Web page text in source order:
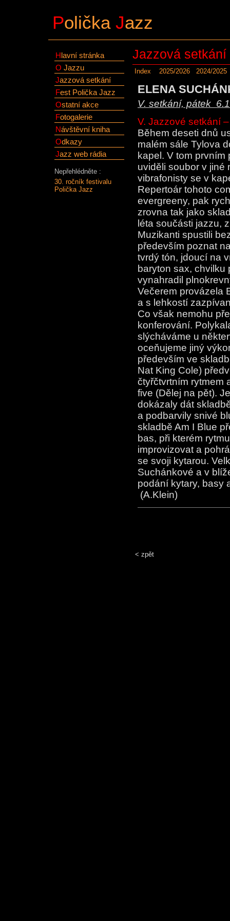
Polička Jazz
Hlavní stránka
O Jazzu
Jazzová setkání
Fest Polička Jazz
Ostatní akce
Fotogalerie
Návštěvní kniha
Odkazy
Jazz web rádia
Nepřehlédněte :
30. ročník festivalu
Polička Jazz
Jazzová setkání
Index 2025/2026 2024/2025
ELENA
V. setkání, pátek
V. Jazzové setkání
Během deseti dnů
malém sále Tylova
kapel. V tom
uviděli soubor v jiné
vibrafonisty se v
Repertoár tohoto
evergreeny, pak
zrovna tak jako
léta součásti jazzu,
Muzikanti spustili
především poznat
tvrdý tón, jdoucí na
baryton sax, chvilku
vynahradil
Večerem provázela
a s lehkostí
Co však nemohu
konferování.
slýcháváme u
oceňujeme jiný
především ve
Nat King Cole)
čtyřčtvrtním rytmem
five (Dělej na pět).
dokázaly dát
a podbarvily snivé
skladbě Am I Blue
bas, při kterém
improvizovat a
se svoji kytarou.
Suchánkové a v
podání kytary, basy
(A.Klein)
< zpět